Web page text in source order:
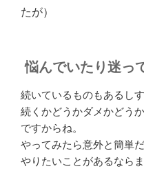
たが）
悩んでいたり迷っ
続いているものもあるし
続くかどうかダメかどう
ですからね。
やってみたら意外と簡単
やりたいことがあるなら